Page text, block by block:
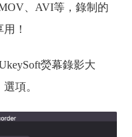
、AVI等，錄制的
！
熒幕錄影大
項。